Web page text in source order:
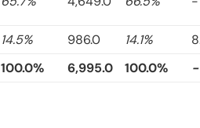
14.5% 986.0 14.1%
100.0% 6,995.0 100.0% -